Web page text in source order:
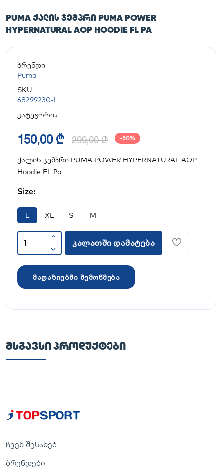
PUMA ᲥᲐᲚᲘᲡ ᲯᲔᲛᲞᲠᲘ PUMA POWER
HYPERNATURAL AOP HOODIE FL PA
ბრენდი
Puma
SKU
68299230-L
კატეგორია
150,00 ₾ 299,00 ₾ -50%
ქალის ჯემპრი PUMA POWER HYPERNATURAL AOP
Hoodie FL Pa
Size:
L XL S M
კალათში დამატება
მაღაზიებში შემოწმება
ᲛᲡᲒᲐᲕᲡᲘ ᲞᲠᲝᲓᲣᲥᲢᲔᲑᲘ
ჩვენ შესახებ
ბრენდები